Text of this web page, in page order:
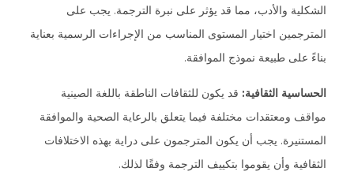
الشكلية والأدب، مما قد يؤثر على نبرة الترجمة. يجب على
المترجمين اختيار المستوى المناسب من الإجراءات الرسمية بعناية
بناءً على طبيعة نموذج الموافقة.
الحساسية الثقافية: قد يكون للثقافات الناطقة باللغة الصينية
مواقف ومعتقدات مختلفة فيما يتعلق بالرعاية الصحية والموافقة
المستنيرة. يجب أن يكون المترجمون على دراية بهذه الاختلافات
الثقافية وأن يقوموا بتكييف الترجمة وفقًا لذلك.